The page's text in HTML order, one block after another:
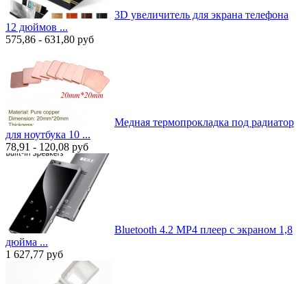
3D увеличитель для экрана телефона
12 дюймов ...
575,86 - 631,80 руб
Медная термопрокладка под радиатор
для ноутбука 10 ...
78,91 - 120,08 руб
Bluetooth 4.2 MP4 плеер с экраном 1,8
дюйма ...
1 627,77 руб